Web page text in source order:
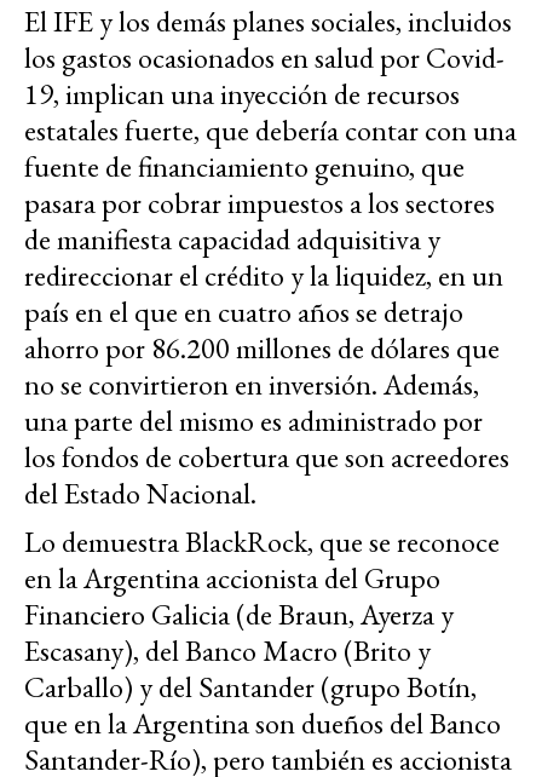
El IFE y los demás planes sociales, incluidos
los gastos ocasionados en salud por Covid-
19, implican una inyección de recursos
estatales fuerte, que debería contar con una
fuente de financiamiento genuino, que
pasara por cobrar impuestos a los sectores
de manifiesta capacidad adquisitiva y
redireccionar el crédito y la liquidez, en un
país en el que en cuatro años se detrajo
ahorro por 86.200 millones de dólares que
no se convirtieron en inversión. Además,
una parte del mismo es administrado por
los fondos de cobertura que son acreedores
del Estado Nacional.
Lo demuestra BlackRock, que se reconoce
en la Argentina accionista del Grupo
Financiero Galicia (de Braun, Ayerza y
Escasany), del Banco Macro (Brito y
Carballo) y del Santander (grupo Botín,
que en la Argentina son dueños del Banco
Santander-Río), pero también es accionista